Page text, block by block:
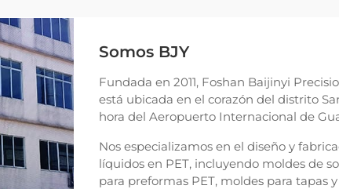
Somos BJY
Fundada en 2011, Foshan Baijinyi
está ubicada en el corazón del distrito
hora del Aeropuerto Internacional de
Nos especializamos en el diseño y
líquidos en PET, incluyendo moldes de
para preformas PET, moldes para tapas